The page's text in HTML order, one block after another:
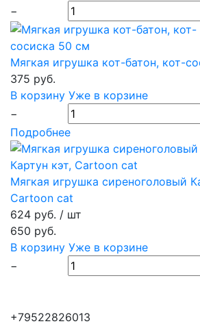
−
Мягкая игрушка кот-батон, кот-
375 руб.
В корзину Уже в корзине
−
Подробнее
Мягкая игрушка сиреноголовый
Cartoon cat
624 руб. / шт
650 руб.
В корзину Уже в корзине
−
+79522826013